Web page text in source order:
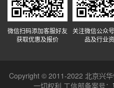
微信扫码添加客服好友
获取优惠及报价
关注微信公众
品及行业
Copyright © 2011-2022 北京兴
一切权利 工信部备案号：